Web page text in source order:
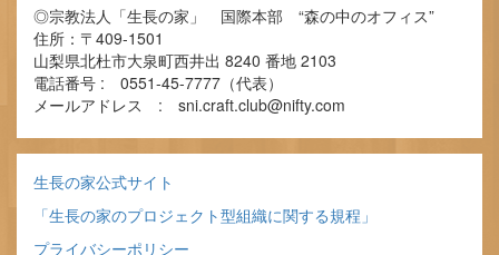
◎宗教法人「生長の家」 国際本部 “森の中のオフィス”
住所：〒409-1501
山梨県北杜市大泉町西井出 8240 番地 2103
電話番号 : 0551-45-7777（代表）
メールアドレス : sni.craft.club@nifty.com
生長の家公式サイト
「生長の家のプロジェクト型組織に関する規程」
プライバシーポリシー